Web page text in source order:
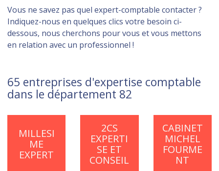
Vous ne savez pas quel expert-comptable contacter ?
Indiquez-nous en quelques clics votre besoin ci-
dessous, nous cherchons pour vous et vous mettons
en relation avec un professionnel !
65 entreprises d'expertise comptable
dans le département 82
MILLESI
ME
EXPERT
2CS
EXPERTI
SE ET
CONSEIL
CABINET
MICHEL
FOURME
NT